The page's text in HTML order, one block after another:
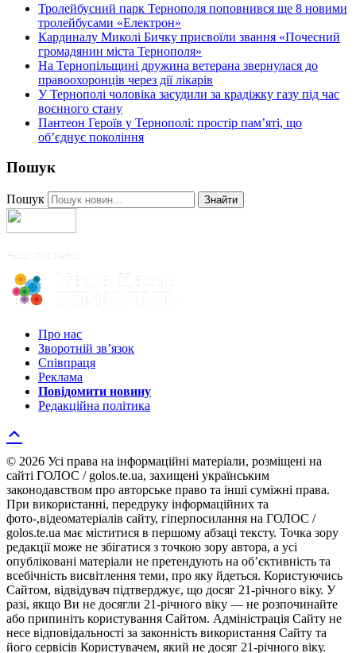
Тролейбусний парк Тернополя поповнився ще 8 новими
тролейбусами «Електрон»
Кардиналу Миколі Бичку присвоїли звання «Почесний
громадянин міста Тернополя»
На Тернопільщині дружина ветерана звернулася до
правоохоронців через дії лікарів
У Тернополі чоловіка засудили за крадіжку газу під час
воєнного стану
Пантеон Героїв у Тернополі: простір пам’яті, що
об’єднує покоління
Пошук
Пошук Знайти
Про нас
Зворотній зв’язок
Співпраця
Реклама
Повідомити новину
Редакційна політика
© 2026 Усі права на інформаційні матеріали, розміщені на
сайті ГОЛОС / golos.te.ua, захищені українським
законодавством про авторське право та інші суміжні права.
При використанні, передруку інформаційних та
фото-,відеоматеріалів сайту, гіперпосилання на ГОЛОС /
golos.te.ua має міститися в першому абзаці тексту. Точка зору
редакції може не збігатися з точкою зору автора, а усі
опубліковані матеріали не претендують на об’єктивність та
всебічність висвітлення теми, про яку йдеться. Користуючись
Сайтом, відвідувач підтверджує, що досяг 21-річного віку. У
разі, якщо Ви не досягли 21-річного віку — не розпочинайте
або припиніть користування Сайтом. Адміністрація Сайту не
несе відповідальності за законність використання Сайту та
його сервісів Користувачем, який не досяг 21-річного віку.